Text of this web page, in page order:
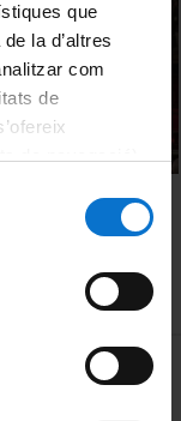
que
la d’altres
com
de
web de la
model d’èxit
MENÚ PEU 1